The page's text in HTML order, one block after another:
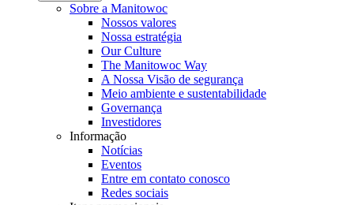
Sobre a Manitowoc
Nossos valores
Nossa estratégia
Our Culture
The Manitowoc Way
A Nossa Visão de segurança
Meio ambiente e sustentabilidade
Governança
Investidores
Informação
Notícias
Eventos
Entre em contato conosco
Redes sociais